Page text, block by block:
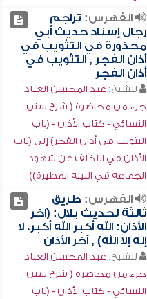
الفهرس: تراجم
رجال إسناد حديث أبي
محذورة في التثويب في
أذان الفجر , التثويب في
أذان الفجر
للشيخ: عبد المحسن العباد
جزء من محاضرة ( شرح سنن
النسائي - كتاب الأذان - (باب
التثويب في أذان الفجر) إلى (باب
الأذان في التخلف عن شهود
الجماعة في الليلة المطيرة))
الفهرس: طريق
ثالثة لحديث بلال: (آخر
الأذان: الله أكبر الله أكبر، لا
إله إلا الله) , آخر الأذان
للشيخ: عبد المحسن العباد
جزء من محاضرة ( شرح سنن
النسائي - كتاب الأذان - (باب